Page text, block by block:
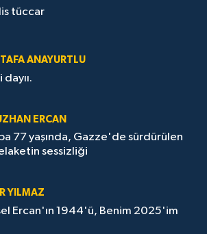
tüccar
ANAYURTLU
dayıı.
ERCAN
77 yaşında, Gazze'de sürdürülen
sessizliği
YILMAZ
Ercan'ın 1944'ü, Benim 2025'im